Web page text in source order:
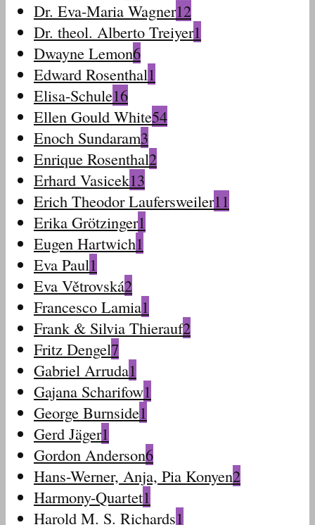
Dr. Eva-Maria Wagner12
Dr. theol. Alberto Treiyer1
Dwayne Lemon6
Edward Rosenthal1
Elisa-Schule16
Ellen Gould White54
Enoch Sundaram3
Enrique Rosenthal2
Erhard Vasicek13
Erich Theodor Laufersweiler11
Erika Grötzinger1
Eugen Hartwich1
Eva Paul1
Eva Větrovská2
Francesco Lamia1
Frank & Silvia Thierauf2
Fritz Dengel7
Gabriel Arruda1
Gajana Scharifow1
George Burnside1
Gerd Jäger1
Gordon Anderson6
Hans-Werner, Anja, Pia Konyen2
Harmony-Quartet1
Harold M. S. Richards1